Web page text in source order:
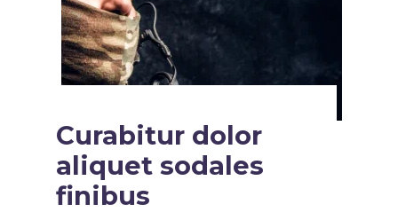
Curabitur dolor
aliquet sodales
finibus